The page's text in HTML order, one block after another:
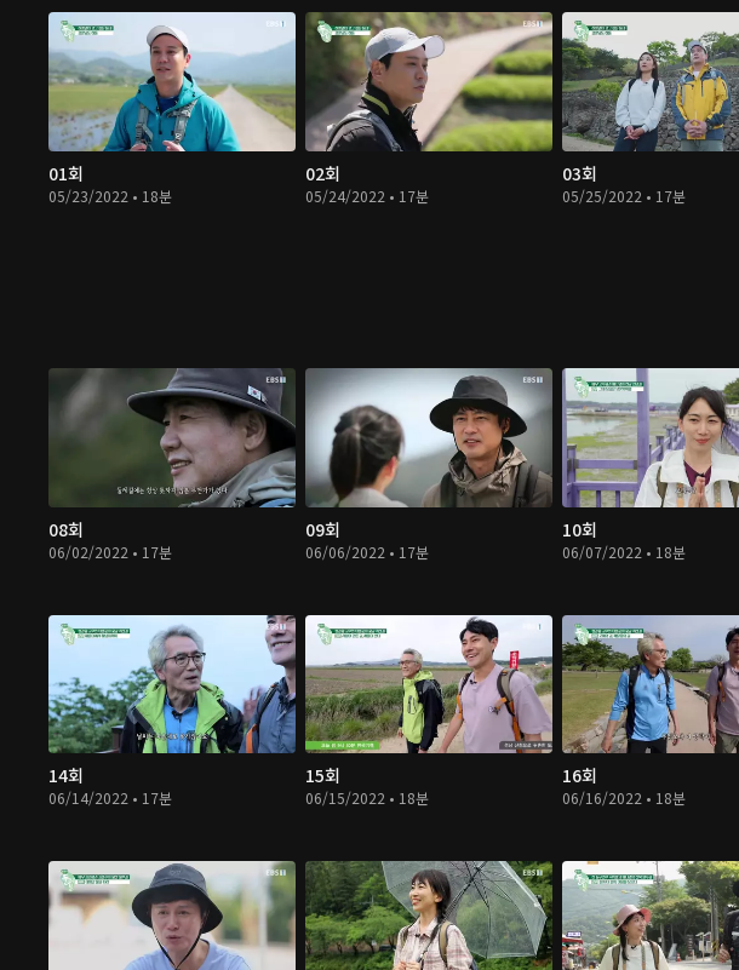
01회
05/23/2022 • 18분
02회
05/24/2022 • 17분
03회
05/25/2022 • 17분
08회
06/02/2022 • 17분
09회
06/06/2022 • 17분
10회
06/07/2022 • 18분
14회
06/14/2022 • 17분
15회
06/15/2022 • 18분
16회
06/16/2022 • 18분